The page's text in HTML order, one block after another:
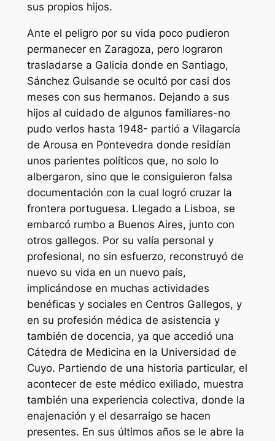
sus propios hijos.
Ante el peligro por su vida poco pudieron
permanecer en Zaragoza, pero lograron
trasladarse a Galicia donde en Santiago,
Sánchez Guisande se ocultó por casi dos
meses con sus hermanos. Dejando a sus
hijos al cuidado de algunos familiares-no
pudo verlos hasta 1948- partió a Vilagarcía
de Arousa en Pontevedra donde residían
unos parientes políticos que, no solo lo
albergaron, sino que le consiguieron falsa
documentación con la cual logró cruzar la
frontera portuguesa. Llegado a Lisboa, se
embarcó rumbo a Buenos Aires, junto con
otros gallegos. Por su valía personal y
profesional, no sin esfuerzo, reconstruyó de
nuevo su vida en un nuevo país,
implicándose en muchas actividades
benéficas y sociales en Centros Gallegos, y
en su profesión médica de asistencia y
también de docencia, ya que accedió una
Cátedra de Medicina en la Universidad de
Cuyo. Partiendo de una historia particular, el
acontecer de este médico exiliado, muestra
también una experiencia colectiva, donde la
enajenación y el desarraigo se hacen
presentes. En sus últimos años se le abre la